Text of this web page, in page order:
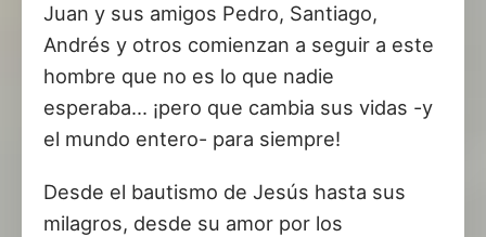
Juan y sus amigos Pedro, Santiago,
Andrés y otros comienzan a seguir a este
hombre que no es lo que nadie
esperaba... ¡pero que cambia sus vidas -y
el mundo entero- para siempre!
Desde el bautismo de Jesús hasta sus
milagros, desde su amor por los